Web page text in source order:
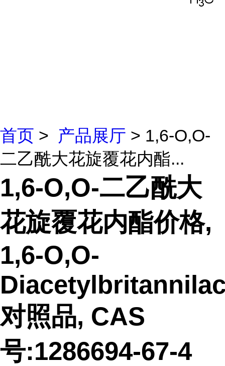
首页 > 产品展厅 > 1,6-O,O-
二乙酰大花旋覆花内酯...
1,6-O,O-二乙酰大
花旋覆花内酯价格,
1,6-O,O-
对照品, CAS
号:1286694-67-4